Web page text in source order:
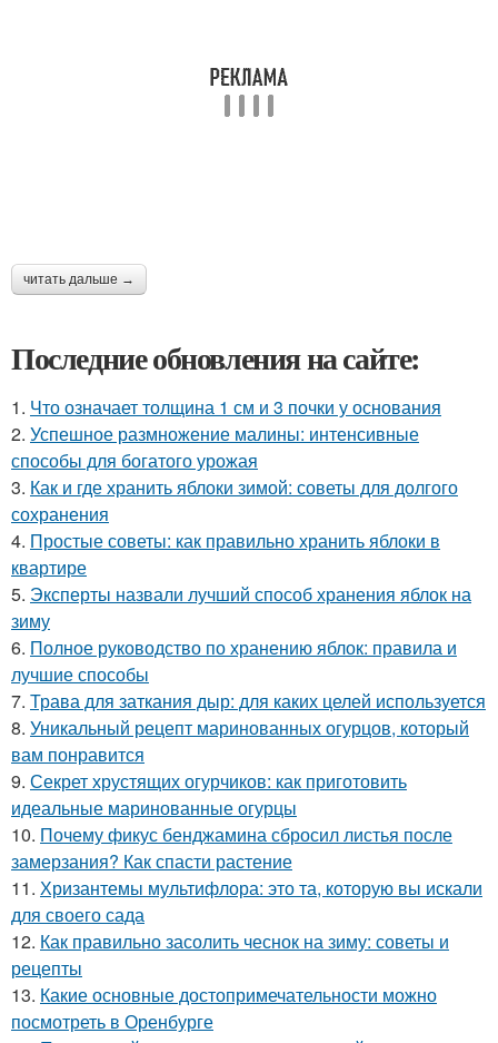
читать дальше →
Последние обновления на сайте:
1. Что означает толщина 1 см и 3 почки у основания
2. Успешное размножение малины: интенсивные
способы для богатого урожая
3. Как и где хранить яблоки зимой: советы для долгого
сохранения
4. Простые советы: как правильно хранить яблоки в
квартире
5. Эксперты назвали лучший способ хранения яблок на
зиму
6. Полное руководство по хранению яблок: правила и
лучшие способы
7. Трава для заткания дыр: для каких целей используется
8. Уникальный рецепт маринованных огурцов, который
вам понравится
9. Секрет хрустящих огурчиков: как приготовить
идеальные маринованные огурцы
10. Почему фикус бенджамина сбросил листья после
замерзания? Как спасти растение
11. Хризантемы мультифлора: это та, которую вы искали
для своего сада
12. Как правильно засолить чеснок на зиму: советы и
рецепты
13. Какие основные достопримечательности можно
посмотреть в Оренбурге